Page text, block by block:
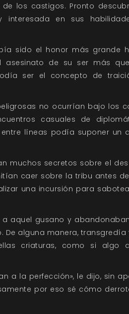
los castigos. Pronto
en sus
sido el honor más grande
asesinato de su ser más
ser el concepto de
no ocurrían bajo los
casuales de
líneas podía suponer un
muchos secretos sobre el
caer sobre la tribu antes
una incursión para
aquel gusano y
De alguna manera,
criaturas, como si algo
a la perfección», le dijo, sin
por eso sé cómo